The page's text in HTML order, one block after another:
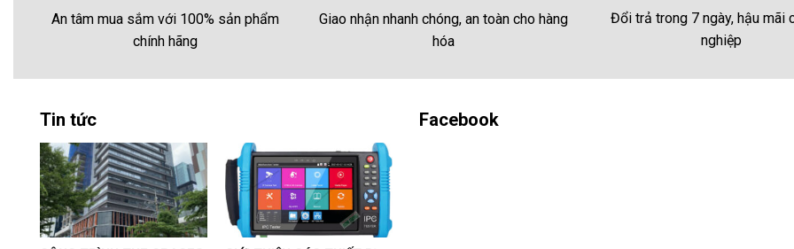
An tâm mua sắm với 100% sản phẩm
chính hãng
Giao nhận nhanh chóng, an toàn cho hàng
hóa
Đổi trả trong 7 ngày, hậu mãi
nghiệp
Tin tức Facebook